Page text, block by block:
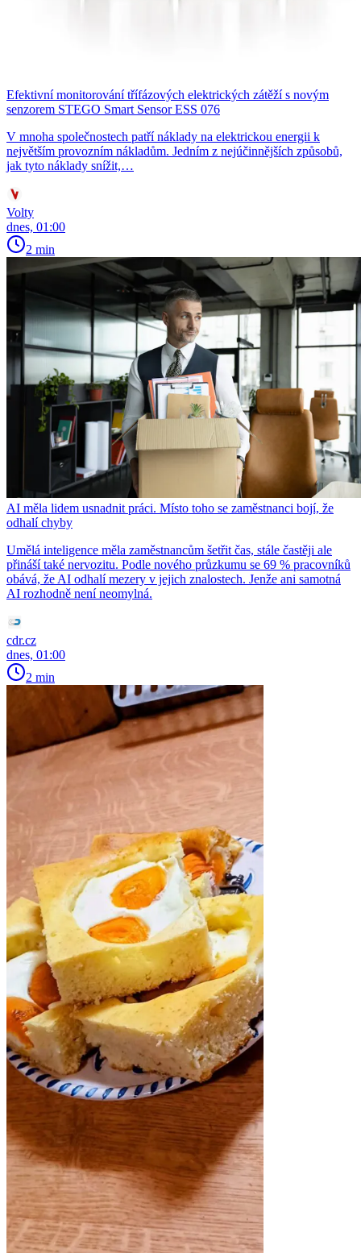
Efektivní monitorování třífázových elektrických zátěží s novým
senzorem STEGO Smart Sensor ESS 076
V mnoha společnostech patří náklady na elektrickou energii k
největším provozním nákladům. Jedním z nejúčinnějších způsobů,
jak tyto náklady snížit,…
Volty
dnes, 01:00
2 min
AI měla lidem usnadnit práci. Místo toho se zaměstnanci bojí, že
odhalí chyby
Umělá inteligence měla zaměstnancům šetřit čas, stále častěji ale
přináší také nervozitu. Podle nového průzkumu se 69 % pracovníků
obává, že AI odhalí mezery v jejich znalostech. Jenže ani samotná
AI rozhodně není neomylná.
cdr.cz
dnes, 01:00
2 min